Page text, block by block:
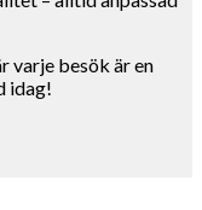
varje besök är en
idag!